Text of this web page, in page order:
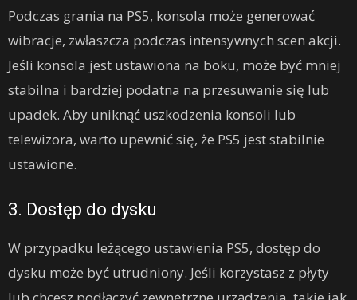
Podczas grania na PS5, konsola może generować
wibracje, zwłaszcza podczas intensywnych scen akcji.
Jeśli konsola jest ustawiona na boku, może być mniej
stabilna i bardziej podatna na przesuwanie się lub
upadek. Aby uniknąć uszkodzenia konsoli lub
telewizora, warto upewnić się, że PS5 jest stabilnie
ustawione.
3. Dostęp do dysku
W przypadku leżącego ustawienia PS5, dostęp do
dysku może być utrudniony. Jeśli korzystasz z płyty